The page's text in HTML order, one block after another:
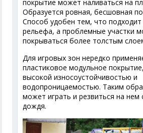
покрытие может наливаться на
Образуется ровная, бесшовная
Способ удобен тем, что
рельефа, а проблемные участки
покрываться более толстым
Для игровых зон нередко
пластиковое модульное
высокой износоустойчивостью и
водопроницаемостью. Таким
может играть и резвиться на нем
дождя.